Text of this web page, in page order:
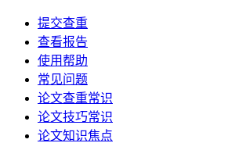
提交查重
查看报告
使用帮助
常见问题
论文查重常识
论文技巧常识
论文知识焦点